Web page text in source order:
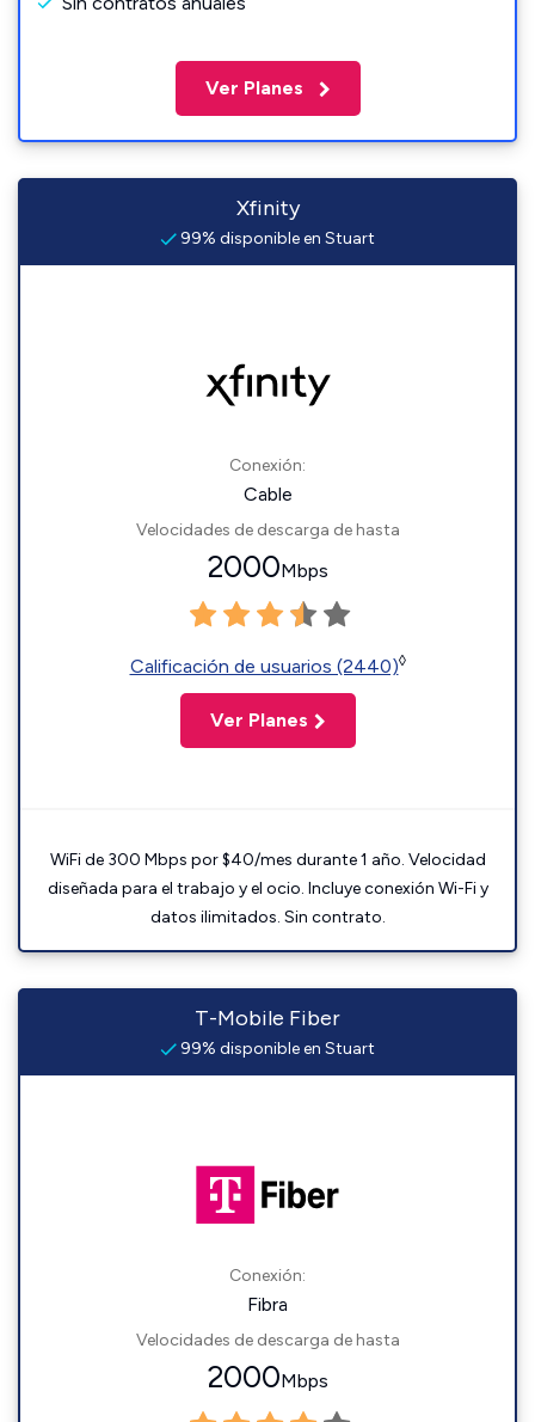
Ver Planes
Xfinity
99% disponible en Stuart
Conexión:
Cable
Velocidades de descarga de hasta
2000Mbps
Calificación de usuarios (2440)◊
Ver Planes
WiFi de 300 Mbps por $40/mes durante 1 año. Velocidad
diseñada para el trabajo y el ocio. Incluye conexión Wi-Fi y
datos ilimitados. Sin contrato.
T-Mobile Fiber
99% disponible en Stuart
Conexión:
Fibra
Velocidades de descarga de hasta
2000Mbps